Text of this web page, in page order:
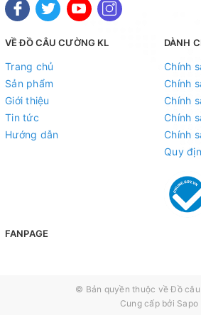
VỀ ĐỒ CÂU CƯỜNG KL
Trang chủ
Sản phẩm
Giới thiệu
Tin tức
Hướng dẫn
DÀNH
Chính
Chính
Chính
Chính
Chính
Quy
FANPAGE
© Bản quyền thuộc vềĐồ câu
Cung cấp bởi Sapo